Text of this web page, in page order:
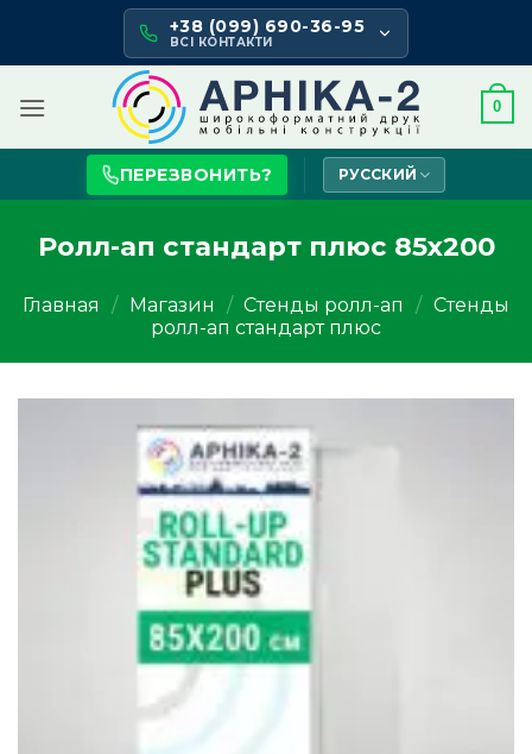
content
+38 (099) 690-36-95
ВСІ КОНТАКТИ
0
ПЕРЕЗВОНИТЬ? РУССКИЙ
Ролл-ап стандарт плюс 85х200
Главная / Магазин / Стенды ролл-ап / Стенды
ролл-ап стандарт плюс